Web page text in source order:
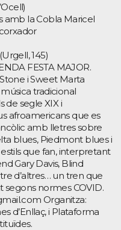
amb la Cobla Maricel
145)
FESTA MAJOR.
i Sweet Marta
tradicional
de segle XIX i
afroamericans que es
amb lletres sobre
blues, Piedmont blues i
que fan, interpretant
Gary Davis, Blind
d’altres… un tren que
normes COVID.
Organitza:
d’Enllaç, i Plataforma